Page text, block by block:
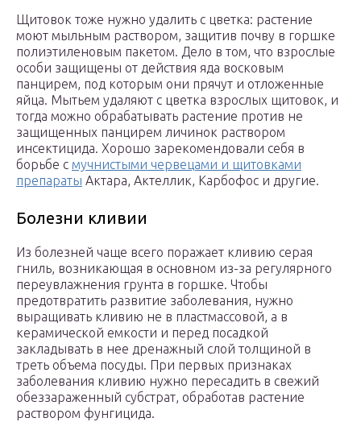
Щитовок тоже нужно удалить с цветка: растение
моют мыльным раствором, защитив почву в горшке
полиэтиленовым пакетом. Дело в том, что взрослые
особи защищены от действия яда восковым
панцирем, под которым они прячут и отложенные
яйца. Мытьем удаляют с цветка взрослых щитовок, и
тогда можно обрабатывать растение против не
защищенных панцирем личинок раствором
инсектицида. Хорошо зарекомендовали себя в
борьбе с мучнистыми червецами и щитовками
препараты Актара, Актеллик, Карбофос и другие.
Болезни кливии
Из болезней чаще всего поражает кливию серая
гниль, возникающая в основном из-за регулярного
переувлажнения грунта в горшке. Чтобы
предотвратить развитие заболевания, нужно
выращивать кливию не в пластмассовой, а в
керамической емкости и перед посадкой
закладывать в нее дренажный слой толщиной в
треть объема посуды. При первых признаках
заболевания кливию нужно пересадить в свежий
обеззараженный субстрат, обработав растение
раствором фунгицида.